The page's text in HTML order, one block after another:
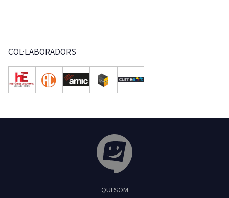
COL·LABORADORS
Feliu de Guíxols
QUI SOM